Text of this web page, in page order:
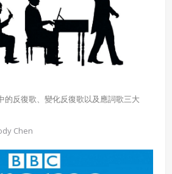
的反復歌、變化反復歌以及應詞歌三大
Chen
冊帳號嗎？點擊 立刻註冊
碼了嗎？點擊
用授權內容，除經著作權人有標示採取
權者，會員不得重製、轉載、散布或類
類似措施，會員不得予以破解、破壞或
，由吉寶系統公司定之並按月收取。
公告與調整費用。
著作的著作權，但會員同意吉寶系統
續期間內無償使用，包括再授權之權